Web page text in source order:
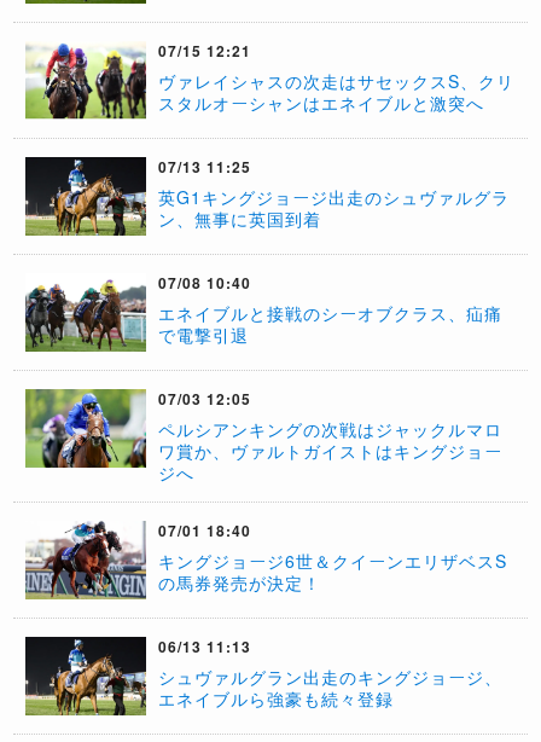
07/15 12:21
ヴァレイシャスの次走はサセックスS、クリ
スタルオーシャンはエネイブルと激突へ
07/13 11:25
​英G1キングジョージ出走のシュヴァルグラ
ン、無事に英国到着
07/08 10:40
​エネイブルと接戦のシーオブクラス、疝痛
で電撃引退
07/03 12:05
ペルシアンキングの次戦はジャックルマロ
ワ賞か、ヴァルトガイストはキングジョー
ジへ
07/01 18:40
キングジョージ6世＆クイーンエリザベスS
の馬券発売が決定！
06/13 11:13
シュヴァルグラン出走のキングジョージ、
エネイブルら強豪も続々登録